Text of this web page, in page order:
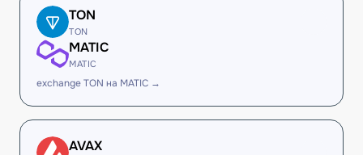
TON
TON
MATIC
MATIC
exchange TON на MATIC →
AVAX